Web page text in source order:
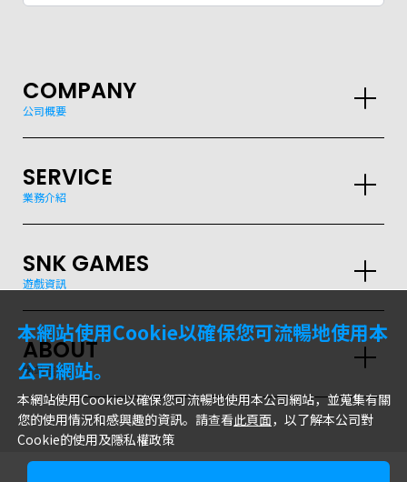
GLOBAL
JPN ENG 簡体
COMPANY
公司概要
SERVICE
業務介紹
SNK GAMES
遊戲資訊
ABOUT
網站信息
本網站使用Cookie以確保您可流暢地使用本
公司網站。
本網站使用Cookie以確保您可流暢地使用本公司網站，並蒐集有關
您的使用情況和感興趣的資訊。請查看此頁面，以了解本公司對
Cookie的使用及隱私權政策